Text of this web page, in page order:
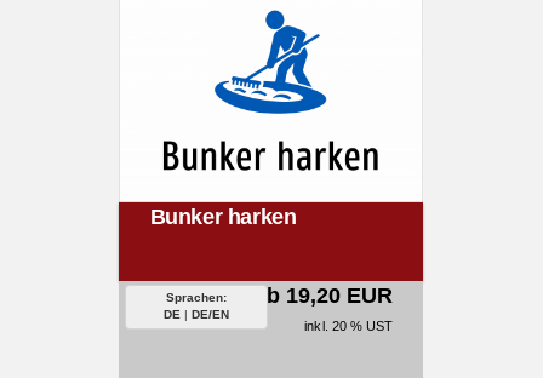
Bunker harken
Sprachen:
DE | DE/EN
ab 19,20 EUR
inkl. 20 % UST